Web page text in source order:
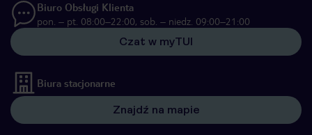
Biuro Obsługi Klienta
pon. – pt. 08:00–22:00, sob. – niedz. 09:00–21:00
Czat w myTUI
Biura stacjonarne
Znajdź na mapie